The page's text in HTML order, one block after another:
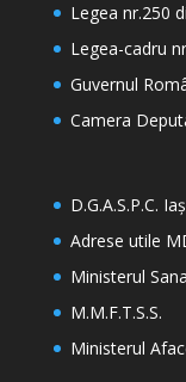
Legea nr.250
Legea-cadru
Guvernul
Camera
D.G.A.S.P.C.
Adrese utile
Ministerul
M.M.F.T.S.S.
Ministerul